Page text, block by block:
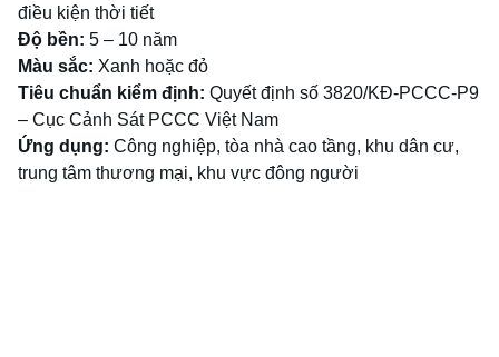
điều kiện thời tiết
Độ bền: 5 – 10 năm
Màu sắc: Xanh hoặc đỏ
Tiêu chuẩn kiểm định: Quyết định số 3820/KĐ-PCCC-P9
– Cục Cảnh Sát PCCC Việt Nam
Ứng dụng: Công nghiệp, tòa nhà cao tầng, khu dân cư,
trung tâm thương mại, khu vực đông người